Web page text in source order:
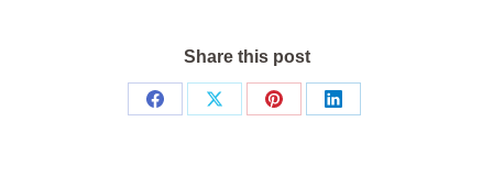
Share this post
Share
Share
Share
Share